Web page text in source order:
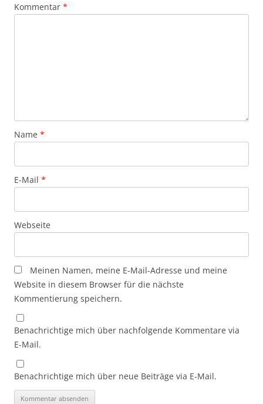
Kommentar *
Name *
E-Mail *
Webseite
Meinen Namen, meine E-Mail-Adresse und meine
Website in diesem Browser für die nächste
Kommentierung speichern.
Benachrichtige mich über nachfolgende Kommentare via
E-Mail.
Benachrichtige mich über neue Beiträge via E-Mail.